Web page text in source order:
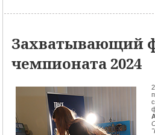
Захватывающий
чемпионата 2024